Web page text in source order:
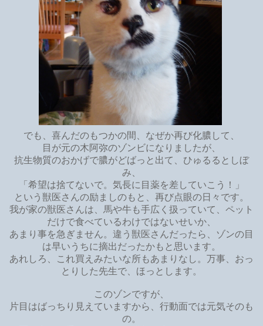
でも、喜んだのもつかの間、なぜか再び化膿して、
目が元の木阿弥のゾンビになりましたが、
抗生物質のおかげで膿がどばっと出て、ひゅるるとしぼ
み、
「希望は捨てないで。気長に目薬を差していこう！」
という獣医さんの励ましのもと、再び点眼の日々です。
我が家の獣医さんは、馬や牛も手広く扱っていて、ペット
だけで食べているわけではないせいか、
あまり事を急ぎません。違う獣医さんだったら、ゾンの目
は早いうちに摘出だったかもと思います。
あれしろ、これ買えみたいな所もあまりなし。万事、おっ
とりした先生で、ほっとします。
このゾンですが、
片目はばっちり見えていますから、行動面では元気そのも
の。